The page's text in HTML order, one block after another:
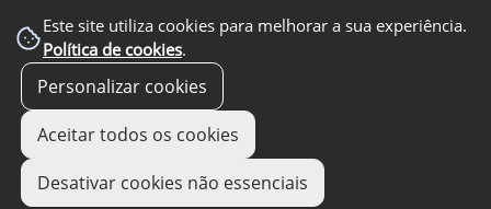
Este site utiliza cookies para melhorar a sua experiência.
Política de cookies.
Personalizar cookies
Aceitar todos os cookies
Desativar cookies não essenciais